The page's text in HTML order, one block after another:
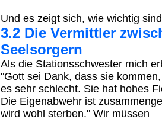
Und es zeigt sich, wie wichtig sind
3.2 Die Vermittler
Seelsorgern
Als die Stationsschwester mich
"Gott sei Dank, dass sie
es sehr schlecht. Sie hat hohes
Die Eigenabwehr ist
wird wohl sterben." Wir müssen